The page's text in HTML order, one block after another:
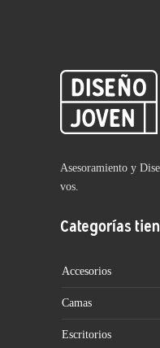
Asesoramiento y
vos.
Categorías
Accesorios
Camas
Escritorios